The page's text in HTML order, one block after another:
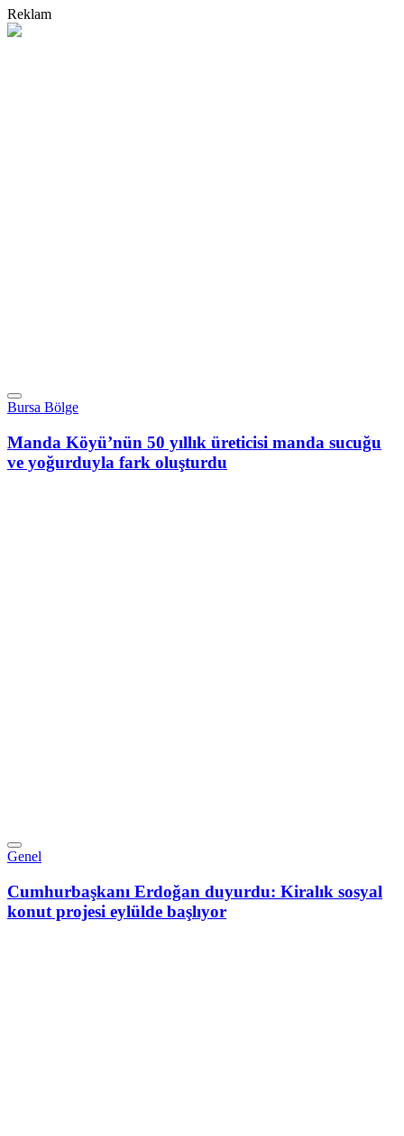
Reklam
Bursa Bölge
Manda Köyü’nün 50 yıllık üreticisi manda sucuğu
ve yoğurduyla fark oluşturdu
Genel
Cumhurbaşkanı Erdoğan duyurdu: Kiralık sosyal
konut projesi eylülde başlıyor